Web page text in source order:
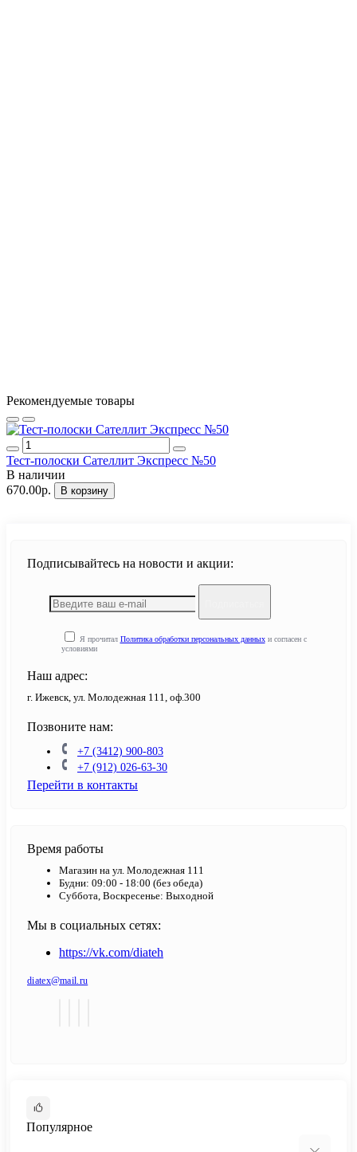
Рекомендуемые товары
Тест-полоски Сателлит Экспресс №50
В наличии
670.00р.
В корзину
Подписывайтесь на новости и акции:
Я прочитал Политика обработки персональных данныхи согласен с
условиями
Наш адрес:
г. Ижевск, ул. Молодежная 111, оф.300
Позвоните нам:
+7 (3412) 900-803
+7 (912) 026-63-30
Перейти в контакты
Время работы
Магазин на ул. Молодежная 111
Будни: 09:00 - 18:00 (без обеда)
Суббота, Воскресенье: Выходной
Мы в социальных сетях:
https://vk.com/diateh
diatex@mail.ru
Популярное